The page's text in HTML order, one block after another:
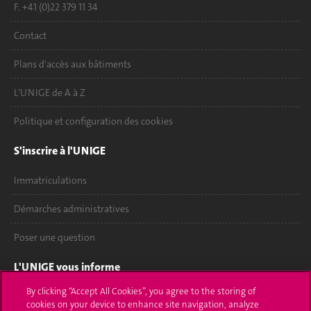
F. +41 (0)22 379 11 34
Contact
Plans d'accès aux bâtiments
L'UNIGE de A à Z
Politique et configuration des cookies
S'inscrire à l'UNIGE
Immatriculations
Démarches administratives
Poser une question
L'UNIGE vous informe
UNIGE Mobile
By clicking “Accept All Cookies”, you agree to the storing of
cookies on your device to enhance site navigation, analyze